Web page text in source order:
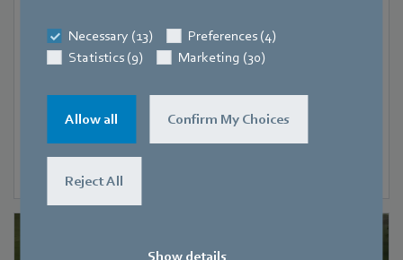
Necessary (13)
Preferences (4)
Statistics (9)
Marketing (30)
Allow all Confirm My Choices
Reject All
Show details
More power for compact ventilation
systems